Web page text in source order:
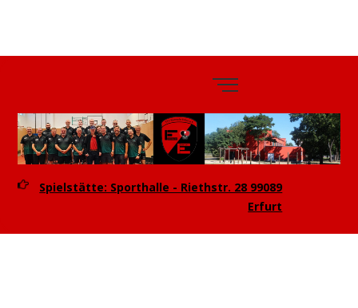
Spielstätte: Sporthalle - Riethstr. 28 99089
Erfurt